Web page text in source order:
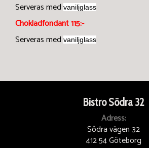
Serveras med vaniljglass
Chokladfondant 115:-
Serveras med vaniljglass
Bistro Södra 32
Adress:
Södra vägen 32
412 54 Göteborg